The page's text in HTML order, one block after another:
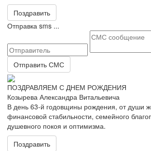
Поздравить
Отправка sms ...
Отправить СМС
ПОЗДРАВЛЯЕМ С ДНЕМ РОЖДЕНИЯ
Козырева Александра Витальевича
В день 63-й годовщины рождения, от души
финансовой стабильности, семейного
душевного покоя и оптимизма.
Поздравить